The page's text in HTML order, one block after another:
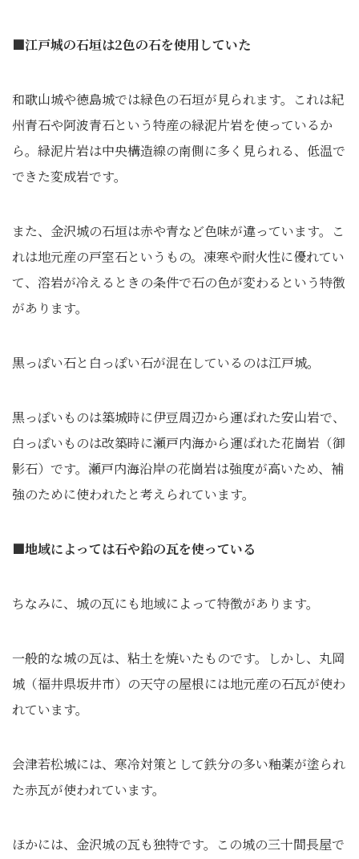
■江戸城の石垣は2色の石を使用していた
和歌山城や徳島城では緑色の石垣が見られます。これは紀
州青石や阿波青石という特産の緑泥片岩を使っているか
ら。緑泥片岩は中央構造線の南側に多く見られる、低温で
できた変成岩です。
また、金沢城の石垣は赤や青など色味が違っています。こ
れは地元産の戸室石というもの。凍寒や耐火性に優れてい
て、溶岩が冷えるときの条件で石の色が変わるという特徴
があります。
黒っぽい石と白っぽい石が混在しているのは江戸城。
黒っぽいものは築城時に伊豆周辺から運ばれた安山岩で、
白っぽいものは改築時に瀬戸内海から運ばれた花崗岩（御
影石）です。瀬戸内海沿岸の花崗岩は強度が高いため、補
強のために使われたと考えられています。
■地域によっては石や鉛の瓦を使っている
ちなみに、城の瓦にも地域によって特徴があります。
一般的な城の瓦は、粘土を焼いたものです。しかし、丸岡
城（福井県坂井市）の天守の屋根には地元産の石瓦が使わ
れています。
会津若松城には、寒冷対策として鉄分の多い釉薬が塗られ
た赤瓦が使われています。
ほかには、金沢城の瓦も独特です。この城の三十間長屋で